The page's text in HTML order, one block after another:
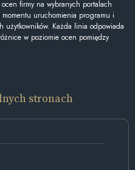
firmy na wybranych portalach
uruchomienia programu i
Każda linia odpowiada
w poziomie ocen pomiędzy
stronach